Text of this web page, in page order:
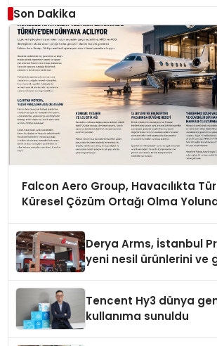
Son Dakika
Falcon Aero Group, Havacılıkta
Küresel Çözüm Ortağı Olma
Derya Arms, İstanbul
yeni nesil ürünlerini ve
Tencent Hy3 dünya
kullanıma sunuldu